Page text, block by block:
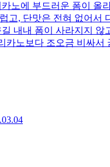
노에 부드러운 폼이 올
고, 단맛은 전혀 없어서
내내 폼이 사라지지 않
카노보다 조오금 비싸서